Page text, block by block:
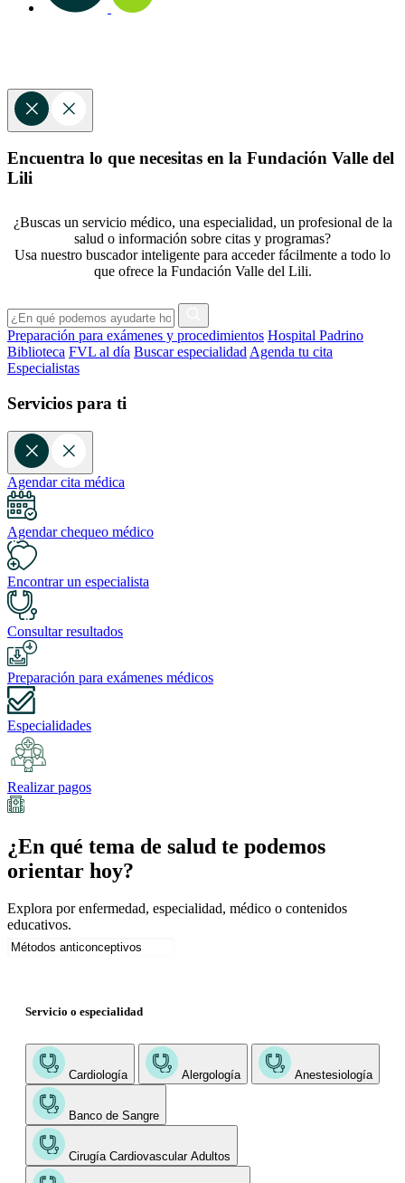
Encuentra lo que necesitas en la Fundación Valle del
Lili
¿Buscas un servicio médico, una especialidad, un profesional de la
salud o información sobre citas y programas?
Usa nuestro buscador inteligente para acceder fácilmente a todo lo
que ofrece la Fundación Valle del Lili.
Preparación para exámenes y procedimientos Hospital Padrino
Biblioteca FVL al día Buscar especialidad Agenda tu cita
Especialistas
Servicios para ti
Agendar cita médica
Agendar chequeo médico
Encontrar un especialista
Consultar resultados
Preparación para exámenes médicos
Especialidades
Realizar pagos
¿En qué tema de salud te podemos
orientar hoy?
Explora por enfermedad, especialidad, médico o contenidos
educativos.
Servicio o especialidad
Cardiología Alergología Anestesiología
Banco de Sangre
Cirugía Cardiovascular Adultos